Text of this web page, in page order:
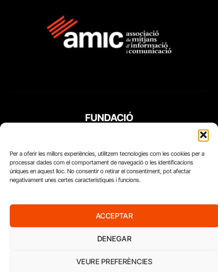
Per a oferir les millors experiències, utilitzem tecnologies com les cookies per a
processar dades com el comportament de navegació o les identificacions
úniques en aquest lloc. No consentir o retirar el consentiment, pot afectar
negativament unes certes característiques i funcions.
ACCEPTAR
DENEGAR
VEURE PREFERÈNCIES
FUNDACIÓ